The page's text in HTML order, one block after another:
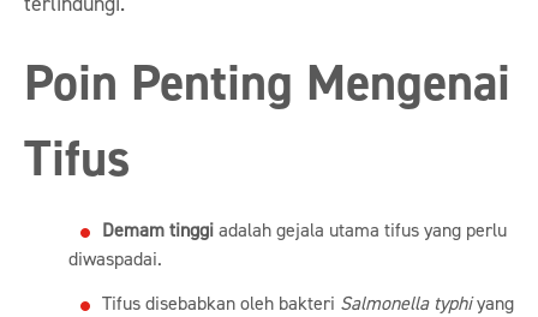
Poin Penting Mengenai
Tifus
Demam tinggiadalah gejala utama tifus yang perlu
diwaspadai.
Tifus disebabkan oleh bakteri Salmonella typhiyang